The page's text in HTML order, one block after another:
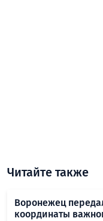
Читайте также
Воронежец
координаты